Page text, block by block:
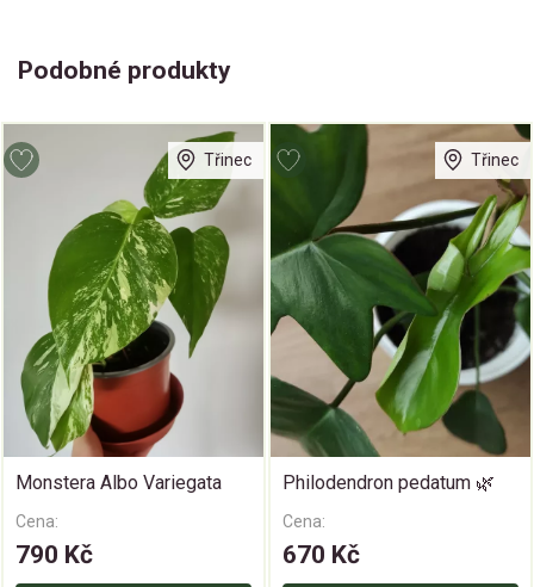
Podobné produkty
Třinec
Monstera Albo Variegata
Cena:
790 Kč
Třinec
Philodendron pedatum 🌿
Cena:
670 Kč